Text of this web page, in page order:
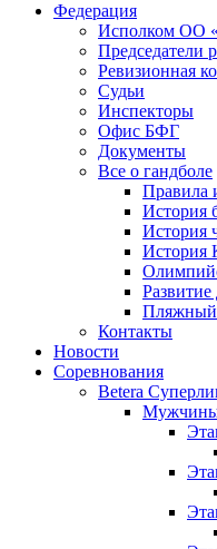
Федерация
Исполком ОО
Председатели
Ревизионная
Судьи
Инспекторы
Офис БФГ
Документы
Все о гандболе
Правила
История
История
История
Пляжный
Контакты
Новости
Соревнования
Betera